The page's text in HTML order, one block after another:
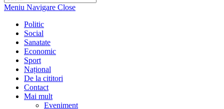
Meniu Navigare Close
Politic
Social
Sanatate
Economic
Sport
Național
De la cititori
Contact
Mai mult
Eveniment